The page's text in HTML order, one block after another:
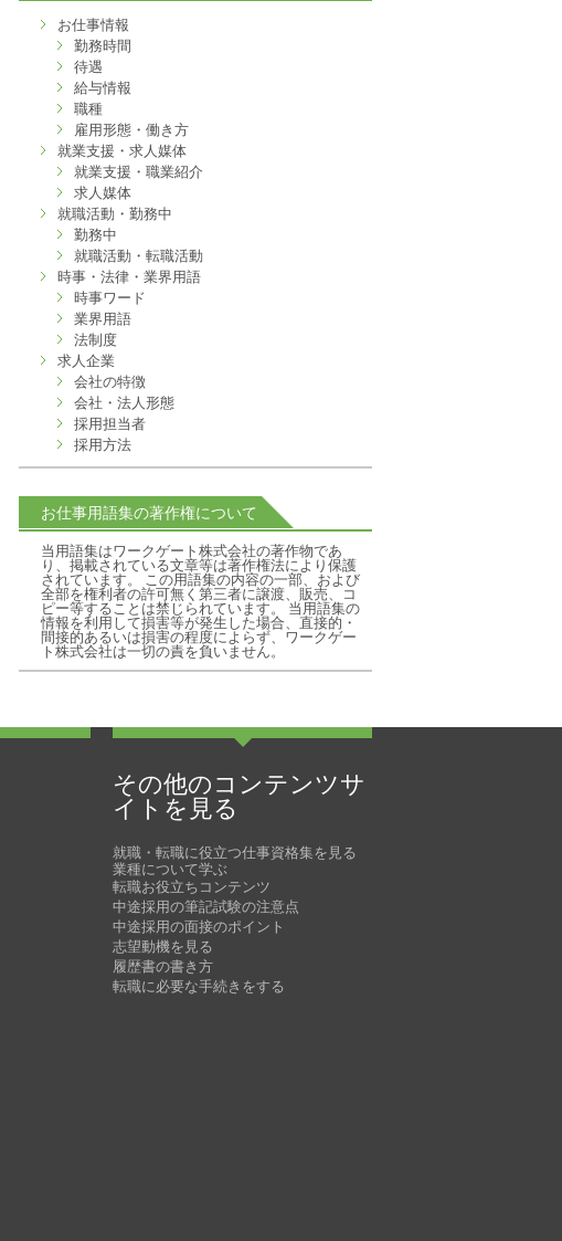
お仕事情報
勤務時間
待遇
給与情報
職種
雇用形態・働き方
就業支援・求人媒体
就業支援・職業紹介
求人媒体
就職活動・勤務中
勤務中
就職活動・転職活動
時事・法律・業界用語
時事ワード
業界用語
法制度
求人企業
会社の特徴
会社・法人形態
採用担当者
採用方法
お仕事用語集の著作権について
当用語集はワークゲート株式会社の著作物であ
り、掲載されている文章等は著作権法により保護
されています。 この用語集の内容の一部、および
全部を権利者の許可無く第三者に譲渡、販売、コ
ピー等することは禁じられています。 当用語集の
情報を利用して損害等が発生した場合、直接的・
間接的あるいは損害の程度によらず、ワークゲー
ト株式会社は一切の責を負いません。
その他のコンテンツサ
イトを見る
就職・転職に役立つ仕事資格集を見る
業種について学ぶ
転職お役立ちコンテンツ
中途採用の筆記試験の注意点
中途採用の面接のポイント
志望動機を見る
履歴書の書き方
転職に必要な手続きをする